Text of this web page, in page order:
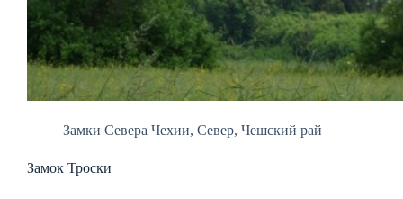
Замки Севера Чехии, Север, Чешский рай
Замок Троски